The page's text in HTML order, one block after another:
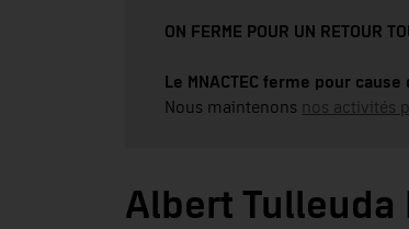
ON FERME POUR UN RETOUR
Le MNACTEC ferme pour
Nous maintenons nos activités
Albert Tulleuda